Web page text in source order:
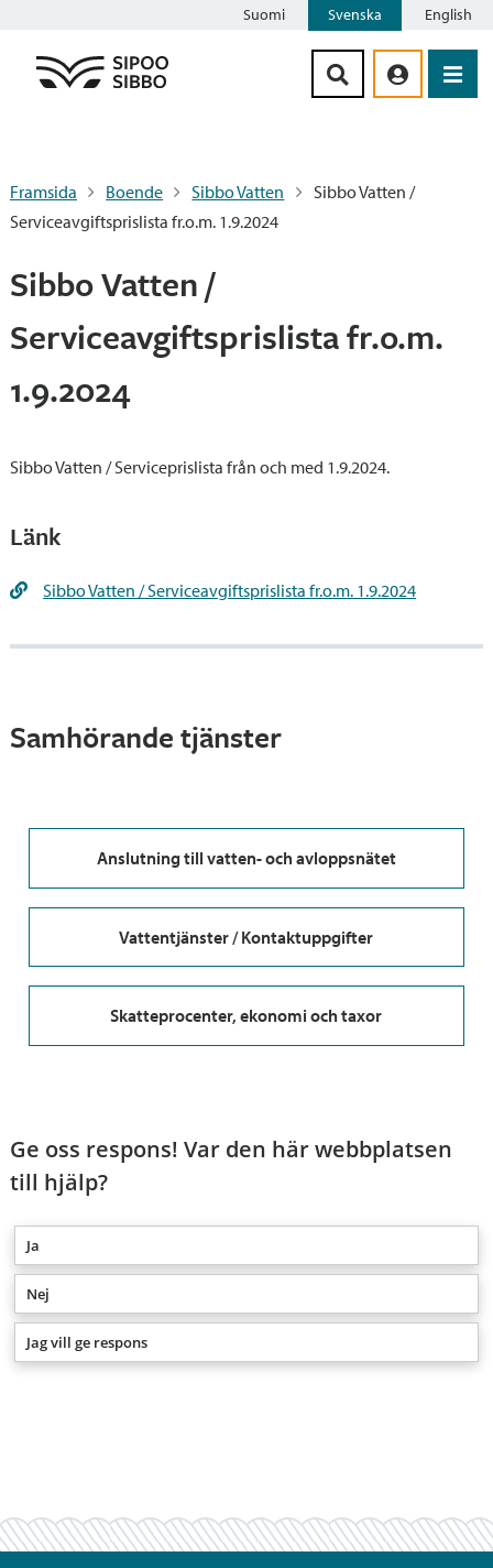
Suomi Svenska English
Framsida Boende Sibbo Vatten
Sibbo Vatten /
Serviceavgiftsprislista fr.o.m. 1.9.2024
Sibbo Vatten /
Serviceavgiftsprislista fr.o.m.
1.9.2024
Sibbo Vatten / Serviceprislista från och med 1.9.2024.
Länk
Sibbo Vatten / Serviceavgiftsprislista fr.o.m. 1.9.2024
Samhörande tjänster
Anslutning till vatten- och avloppsnätet
Vattentjänster / Kontaktuppgifter
Skatteprocenter, ekonomi och taxor
Ge oss respons! Var den här webbplatsen
till hjälp?
Ja
Nej
Jag vill ge respons